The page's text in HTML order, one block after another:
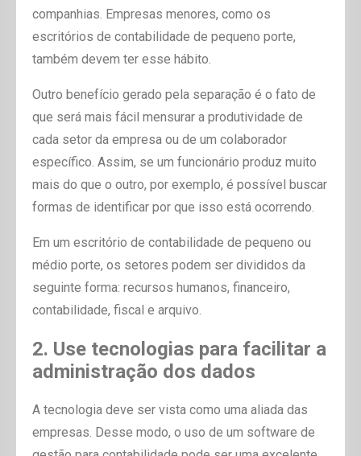
companhias. Empresas menores, como os
escritórios de contabilidade de pequeno porte,
também devem ter esse hábito.
Outro benefício gerado pela separação é o fato de
que será mais fácil mensurar a produtividade de
cada setor da empresa ou de um colaborador
específico. Assim, se um funcionário produz muito
mais do que o outro, por exemplo, é possível buscar
formas de identificar por que isso está ocorrendo.
Em um escritório de contabilidade de pequeno ou
médio porte, os setores podem ser divididos da
seguinte forma: recursos humanos, financeiro,
contabilidade, fiscal e arquivo.
2. Use tecnologias para facilitar a
administração dos dados
A tecnologia deve ser vista como uma aliada das
empresas. Desse modo, o uso de um software de